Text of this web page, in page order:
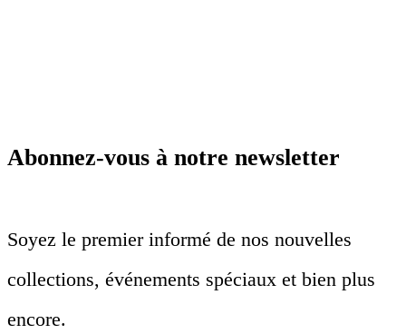
Abonnez-vous à notre newsletter
Soyez le premier informé de nos nouvelles
collections, événements spéciaux et bien plus
encore.